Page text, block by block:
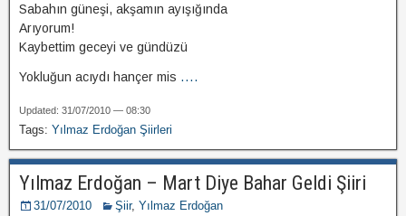
Sabahın güneşi, akşamın ayışığında
Arıyorum!
Kaybettim geceyi ve gündüzü
Yokluğun acıydı hançer mis ....
Updated: 31/07/2010 — 08:30
Tags: Yılmaz Erdoğan Şiirleri
Yılmaz Erdoğan – Mart Diye Bahar Geldi Şiiri
31/07/2010 Şiir, Yılmaz Erdoğan